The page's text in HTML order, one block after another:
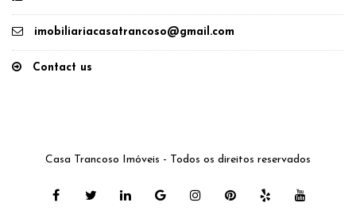
imobiliariacasatrancoso@gmail.com
Contact us
Casa Trancoso Imóveis - Todos os direitos reservados